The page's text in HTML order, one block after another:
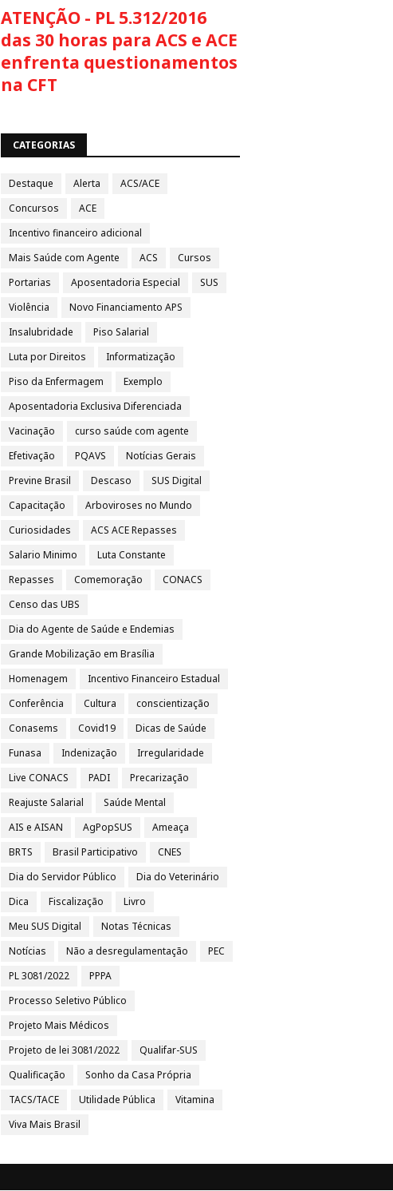
ATENÇÃO - PL 5.312/2016
das 30 horas para ACS e ACE
enfrenta questionamentos
na CFT
CATEGORIAS
Destaque Alerta
ACS/ACE
Concursos
ACE
Incentivo financeiro adicional
Mais Saúde com Agente
ACS
Cursos
Portarias
Aposentadoria Especial
SUS
Violência
Novo Financiamento APS
Insalubridade
Piso Salarial
Luta por Direitos
Informatização
Piso da Enfermagem
Exemplo
Aposentadoria Exclusiva Diferenciada
Vacinação
curso saúde com agente
Efetivação
PQAVS
Notícias Gerais
Previne Brasil
Descaso
SUS Digital
Capacitação
Arboviroses no Mundo
Curiosidades
ACS ACE Repasses
Salario Minimo
Luta Constante
Repasses
Comemoração
CONACS
Censo das UBS
Dia do Agente de Saúde e Endemias
Grande Mobilização em Brasília
Homenagem
Incentivo Financeiro Estadual
Conferência
Cultura
conscientização
Conasems
Covid19
Dicas de Saúde
Funasa
Indenização
Irregularidade
Live CONACS
PADI
Precarização
Reajuste Salarial
Saúde Mental
AIS e AISAN
AgPopSUS
Ameaça
BRTS
Brasil Participativo
CNES
Dia do Servidor Público
Dia do Veterinário
Dica
Fiscalização
Livro
Meu SUS Digital
Notas Técnicas
Notícias
Não a desregulamentação
PEC
PL 3081/2022
PPPA
Processo Seletivo Público
Projeto Mais Médicos
Projeto de lei 3081/2022
Qualifar-SUS
Qualificação
Sonho da Casa Própria
TACS/TACE
Utilidade Pública
Vitamina
Viva Mais Brasil